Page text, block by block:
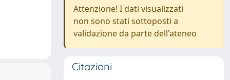
Attenzione! I dati visualizzati
non sono stati sottoposti a
validazione da parte dell'ateneo
Citazioni